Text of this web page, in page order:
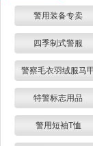
警用装备专卖
四季制式警服
警察毛衣羽绒服马甲
特警标志用品
警用短袖T恤